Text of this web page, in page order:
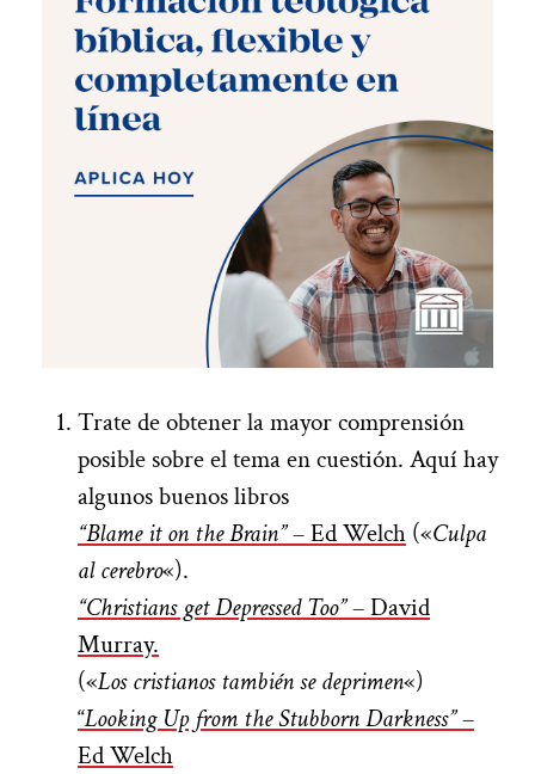
Trate de obtener la mayor comprensión
posible sobre el tema en cuestión. Aquí hay
algunos buenos libros
“Blame it on the Brain”– Ed Welch («Culpa
al cerebro«).
“Christians get Depressed Too”– David
Murray.
(«Los cristianos también se deprimen«)
“Looking Up from the Stubborn Darkness”–
Ed Welch